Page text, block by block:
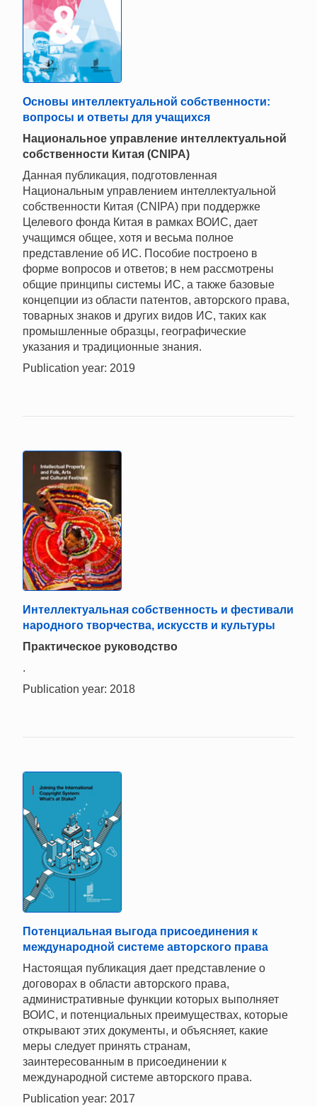
Основы интеллектуальной собственности:
вопросы и ответы для учащихся
Национальное управление интеллектуальной
собственности Китая (CNIPA)
Данная публикация, подготовленная
Национальным управлением интеллектуальной
собственности Китая (CNIPA) при поддержке
Целевого фонда Китая в рамках ВОИС, дает
учащимся общее, хотя и весьма полное
представление об ИС. Пособие построено в
форме вопросов и ответов; в нем рассмотрены
общие принципы системы ИС, а также базовые
концепции из области патентов, авторского права,
товарных знаков и других видов ИС, таких как
промышленные образцы, географические
указания и традиционные знания.
Publication year: 2019
Интеллектуальная собственность и фестивали
народного творчества, искусств и культуры
Практическое руководство
.
Publication year: 2018
Потенциальная выгода присоединения к
международной системе авторского права
Настоящая публикация дает представление о
договорах в области авторского права,
административные функции которых выполняет
ВОИС, и потенциальных преимуществах, которые
открывают этих документы, и объясняет, какие
меры следует принять странам,
заинтересованным в присоединении к
международной системе авторского права.
Publication year: 2017